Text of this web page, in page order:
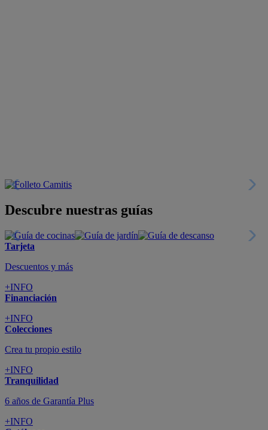
Descubre nuestras guías
Tarjeta
Descuentos y más
+INFO
Financiación
+INFO
Colecciones
Crea tu propio estilo
+INFO
Tranquilidad
6 años de Garantía Plus
+INFO